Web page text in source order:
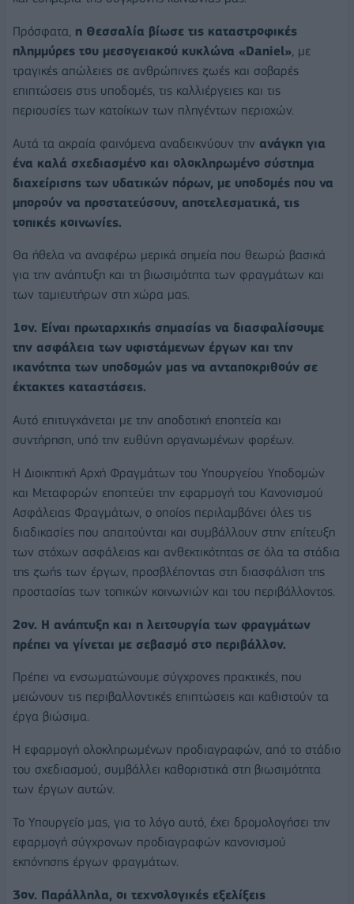
Πρόσφατα, η Θεσσαλία βίωσε τις καταστροφικές
πλημμύρες του μεσογειακού κυκλώνα «Daniel», με
τραγικές απώλειες σε ανθρώπινες ζωές και σοβαρές
επιπτώσεις στις υποδομές, τις καλλιέργειες και τις
περιουσίες των κατοίκων των πληγέντων περιοχών.
Αυτά τα ακραία φαινόμενα αναδεικνύουν την ανάγκη για
ένα καλά σχεδιασμένο και ολοκληρωμένο σύστημα
διαχείρισης των υδατικών πόρων, με υποδομές που να
μπορούν να προστατεύσουν, αποτελεσματικά, τις
τοπικές κοινωνίες.
Θα ήθελα να αναφέρω μερικά σημεία που θεωρώ βασικά
για την ανάπτυξη και τη βιωσιμότητα των φραγμάτων και
των ταμιευτήρων στη χώρα μας.
1ον. Είναι πρωταρχικής σημασίας να διασφαλίσουμε
την ασφάλεια των υφιστάμενων έργων και την
ικανότητα των υποδομών μας να ανταποκριθούν σε
έκτακτες καταστάσεις.
Αυτό επιτυγχάνεται με την αποδοτική εποπτεία και
συντήρηση, υπό την ευθύνη οργανωμένων φορέων.
Η Διοικητική Αρχή Φραγμάτων του Υπουργείου Υποδομών
και Μεταφορών εποπτεύει την εφαρμογή του Κανονισμού
Ασφάλειας Φραγμάτων, ο οποίος περιλαμβάνει όλες τις
διαδικασίες που απαιτούνται και συμβάλλουν στην επίτευξη
των στόχων ασφάλειας και ανθεκτικότητας σε όλα τα στάδια
της ζωής των έργων, προσβλέποντας στη διασφάλιση της
προστασίας των τοπικών κοινωνιών και του περιβάλλοντος.
2ον. Η ανάπτυξη και η λειτουργία των φραγμάτων
πρέπει να γίνεται με σεβασμό στο περιβάλλον.
Πρέπει να ενσωματώνουμε σύγχρονες πρακτικές, που
μειώνουν τις περιβαλλοντικές επιπτώσεις και καθιστούν τα
έργα βιώσιμα.
Η εφαρμογή ολοκληρωμένων προδιαγραφών, από το στάδιο
του σχεδιασμού, συμβάλλει καθοριστικά στη βιωσιμότητα
των έργων αυτών.
Το Υπουργείο μας, για το λόγο αυτό, έχει δρομολογήσει την
εφαρμογή σύγχρονων προδιαγραφών κανονισμού
εκπόνησης έργων φραγμάτων.
3ον. Παράλληλα, οι τεχνολογικές εξελίξεις